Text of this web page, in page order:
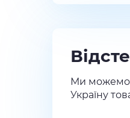
Ми можемо
Україну